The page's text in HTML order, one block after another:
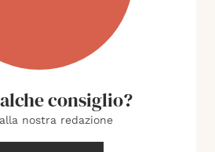
consiglio?
nostra redazione